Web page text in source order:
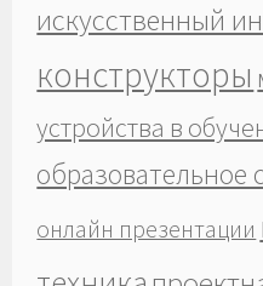
искусственный
конструкторы
устройства в
образовательное
онлайн презентации